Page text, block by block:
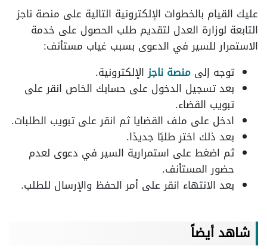
عليك القيام بالخطوات الإلكترونية التالية على منصة ناجز
التابعة لوزارة العدل لتقديم طلب الحصول على خدمة
الاستمرار للسير في الدعوى بسبب غياب مستأنف:
توجه إلى منصة ناجزالإلكترونية.
بعد تسجيل الدخول على حسابك الخاص انقر على
تبويب القضاء.
ادخل على ملف القضايا ثم انقر على تبويب الطلبات.
بعد ذلك اختر طلبًا جديدًا.
ثم اضغط على استمرارية السير في دعوى لعدم
حضور المستأنف.
بعد الانتهاء انقر على أمر الحفظ والإرسال للطلب.
شاهد أيضاً